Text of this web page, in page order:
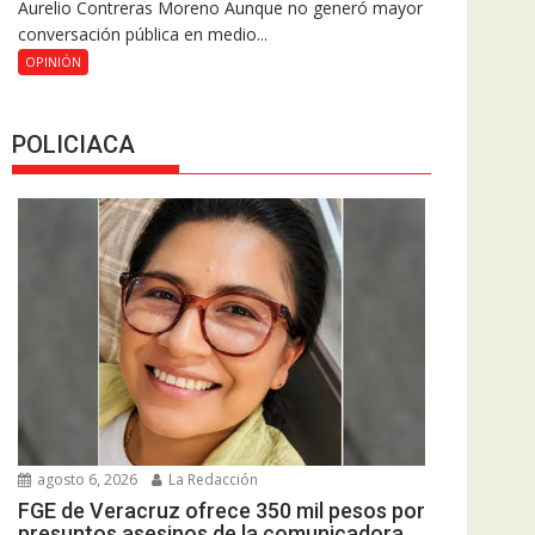
Aurelio Contreras Moreno Aunque no generó mayor
conversación pública en medio...
OPINIÓN
POLICIACA
agosto 6, 2026 La Redacción
FGE de Veracruz ofrece 350 mil pesos por